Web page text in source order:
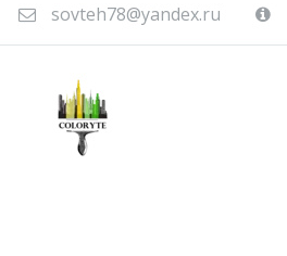
sovteh78@yandex.ru